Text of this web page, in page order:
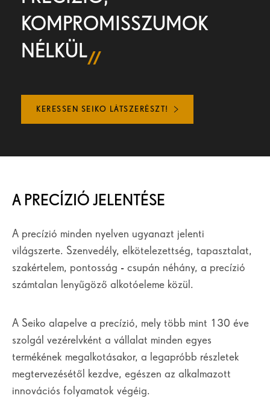
KOMPROMISSZUMOK
NÉLKÜL
KERESSEN SEIKO LÁTSZERÉSZT!
A PRECÍZIÓ JELENTÉSE
A precízió minden nyelven ugyanazt jelenti
világszerte. Szenvedély, elkötelezettség, tapasztalat,
szakértelem, pontosság - csupán néhány, a precízió
számtalan lenyűgöző alkotóeleme közül.
A Seiko alapelve a precízió, mely több mint 130 éve
szolgál vezérelvként a vállalat minden egyes
termékének megalkotásakor, a legapróbb részletek
megtervezésétől kezdve, egészen az alkalmazott
innovációs folyamatok végéig.